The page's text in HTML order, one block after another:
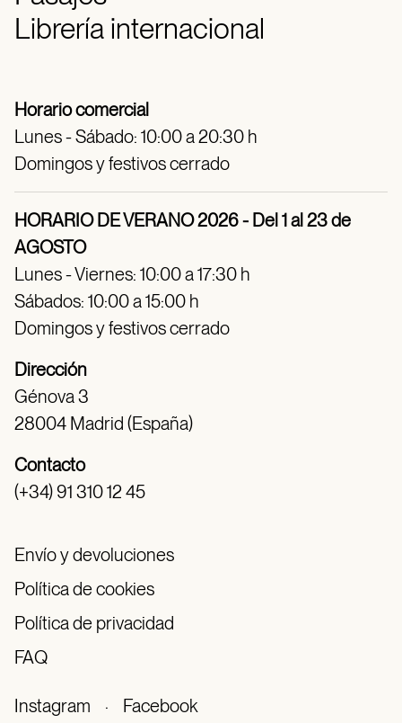
Librería internacional
Horario comercial
Lunes - Sábado: 10:00 a 20:30 h
Domingos y festivos cerrado
HORARIO DE VERANO 2026 - Del 1 al 23 de
AGOSTO
Lunes - Viernes: 10:00 a 17:30 h
Sábados: 10:00 a 15:00 h
Domingos y festivos cerrado
Dirección
Génova 3
28004 Madrid (España)
Contacto
(+34) 91 310 12 45
Envío y devoluciones
Política de cookies
Política de privacidad
FAQ
Instagram · Facebook